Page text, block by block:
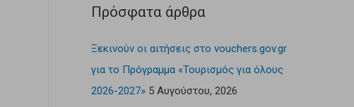
Πρόσφατα άρθρα
Ξεκινούν οι αιτήσεις στο vouchers.gov.gr
για το Πρόγραμμα «Τουρισμός για όλους
2026-2027» 5 Αυγούστου, 2026